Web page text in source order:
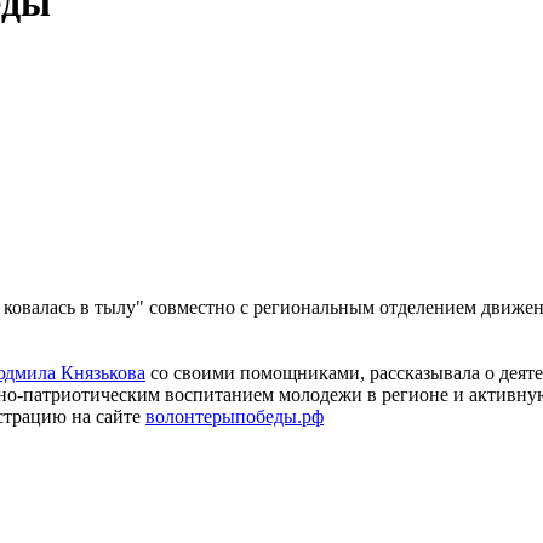
в тылу" совместно с региональным отделением
Князькова со своими помощниками, рассказывала о
патриотическим воспитанием молодежи в регионе и
на сайте волонтерыпобеды.рф